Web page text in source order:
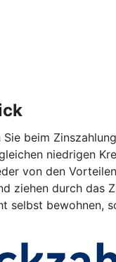
beim
niedrigen
von den
ziehen durch
selbst